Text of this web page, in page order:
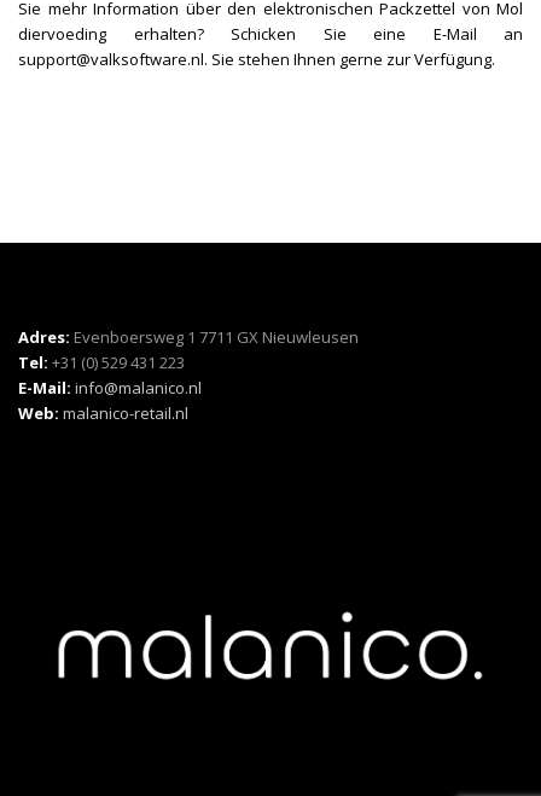
Sie mehr Information über den elektronischen Packzettel von Mol
diervoeding erhalten? Schicken Sie eine E-Mail an
support@valksoftware.nl. Sie stehen Ihnen gerne zur Verfügung.
Adres: Evenboersweg 1 7711 GX Nieuwleusen
Tel: +31 (0) 529 431 223
E-Mail: info@malanico.nl
Web: malanico-retail.nl